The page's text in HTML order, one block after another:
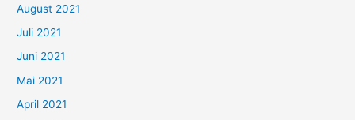
n
a
c
h
:
August 2021
Juli 2021
Juni 2021
Mai 2021
April 2021